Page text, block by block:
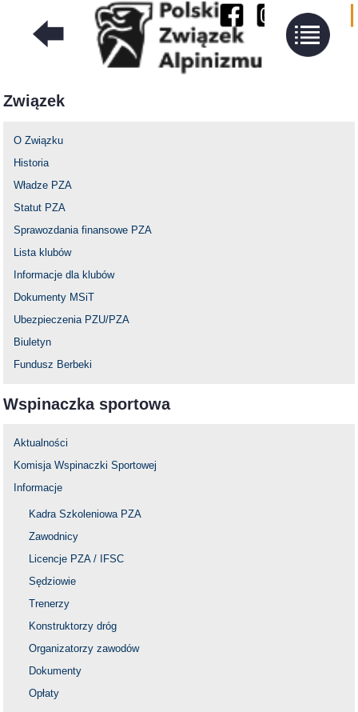
Związek
O Związku
Historia
Władze PZA
Statut PZA
Sprawozdania finansowe PZA
Lista klubów
Informacje dla klubów
Dokumenty MSiT
Ubezpieczenia PZU/PZA
Biuletyn
Fundusz Berbeki
Wspinaczka sportowa
Aktualności
Komisja Wspinaczki Sportowej
Informacje
Kadra Szkoleniowa PZA
Zawodnicy
Licencje PZA / IFSC
Sędziowie
Trenerzy
Konstruktorzy dróg
Organizatorzy zawodów
Dokumenty
Opłaty